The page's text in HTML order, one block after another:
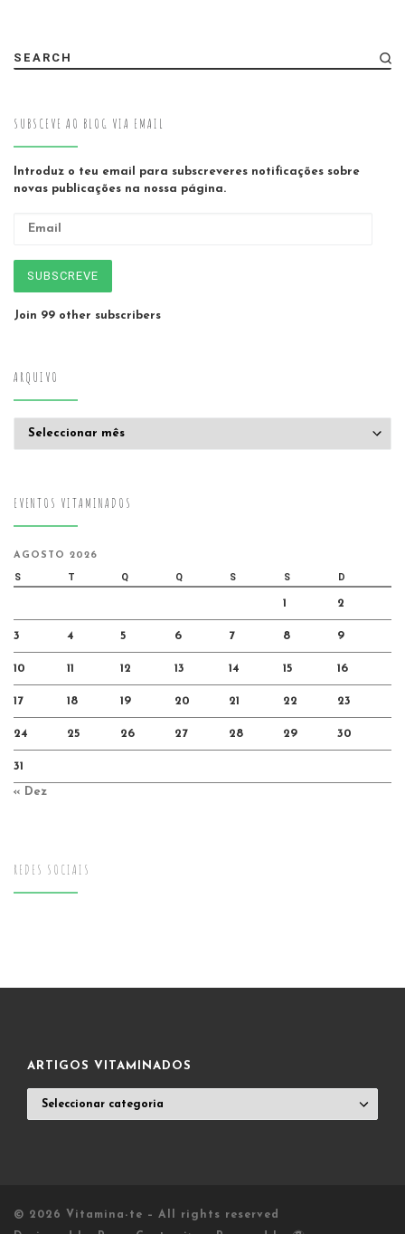
SEARCH
SUBSCEVE AO BLOG VIA EMAIL
Introduz o teu email para subscreveres notificações sobre
novas publicações na nossa página.
SUBSCREVE
Join 99 other subscribers
ARQUIVO
EVENTOS VITAMINADOS
AGOSTO 2026
S T Q Q S S D
1 2
3 4 5 6 7 8 9
10 11 12 13 14 15 16
17 18 19 20 21 22 23
24 25 26 27 28 29 30
31
« Dez
REDES SOCIAIS
ARTIGOS VITAMINADOS
VITAMINADOS
© 2026 Vitamina-te – All rights reserved